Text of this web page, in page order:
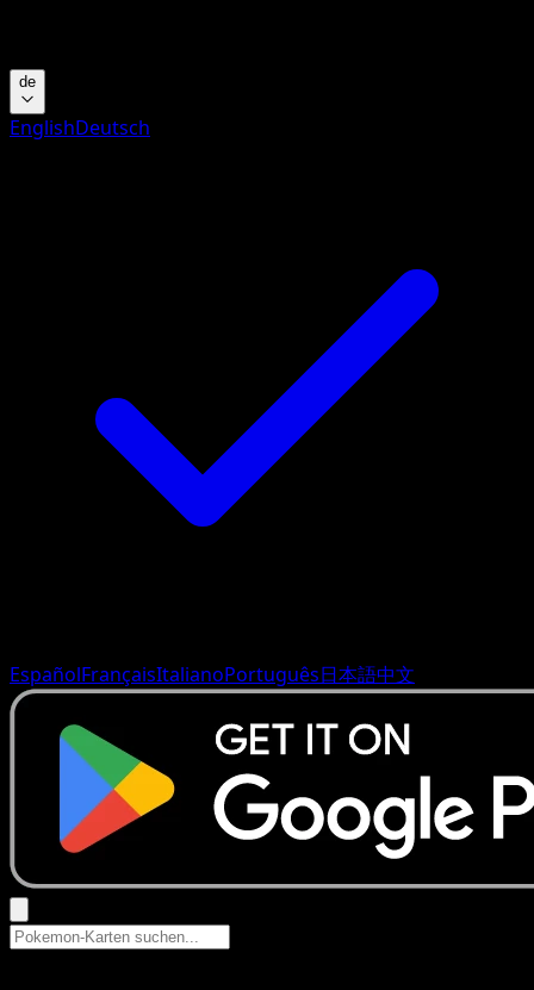
de
EnglishDeutsch
EspañolFrançaisItalianoPortuguês日本語中文